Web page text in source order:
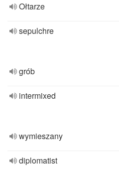
Ołtarze
sepulchre
grób
intermixed
wymieszany
diplomatist